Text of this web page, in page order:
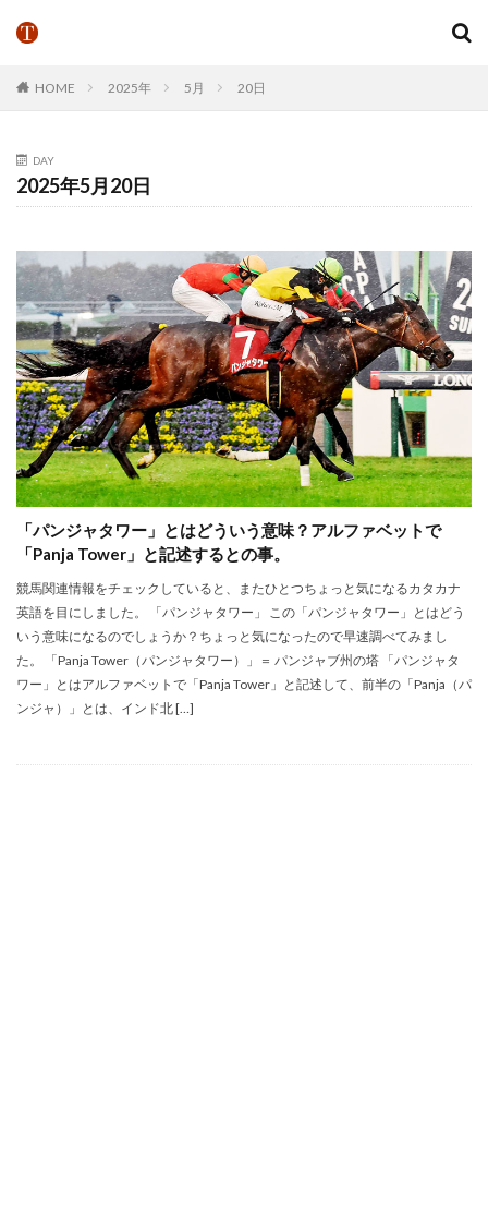
HOME 2025年 5月 20日
DAY
2025年5月20日
「パンジャタワー」とはどういう意味？アルファベットで
「Panja Tower」と記述するとの事。
競馬関連情報をチェックしていると、またひとつちょっと気になるカタカナ
英語を目にしました。 「パンジャタワー」 この「パンジャタワー」とはどう
いう意味になるのでしょうか？ちょっと気になったので早速調べてみまし
た。 「Panja Tower（パンジャタワー）」＝ パンジャブ州の塔 「パンジャタ
ワー」とはアルファベットで「Panja Tower」と記述して、前半の「Panja（パ
ンジャ）」とは、インド北 […]